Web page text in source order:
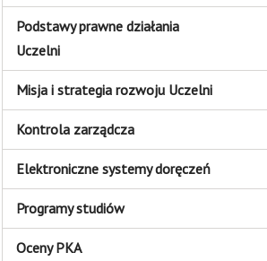
Podstawy prawne działania
Uczelni
Misja i strategia rozwoju Uczelni
Kontrola zarządcza
Elektroniczne systemy doręczeń
Programy studiów
Oceny PKA